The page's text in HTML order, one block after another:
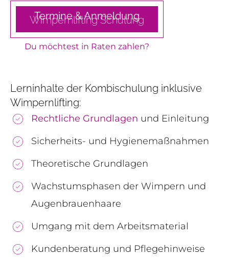
Termine & Anmeldung
WimpernliftingSchulung
Du möchtest in Raten zahlen?
Lerninhalte der Kombischulung inklusive
Wimpernlifting:
Rechtliche Grundlagen und Einleitung
Sicherheits- und Hygienemaßnahmen
Theoretische Grundlagen
Wachstumsphasen der Wimpern und
Augenbrauenhaare
Umgang mit dem Arbeitsmaterial
Kundenberatung und Pflegehinweise